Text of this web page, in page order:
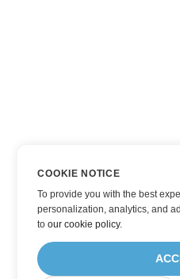
COOKIE NOTICE
To provide you with the best
personalization, analytics, and
toour cookie policy.